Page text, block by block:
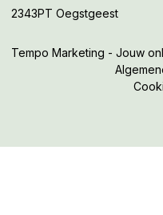
2343PT Oegstgeest
Tempo Marketing - Jouw